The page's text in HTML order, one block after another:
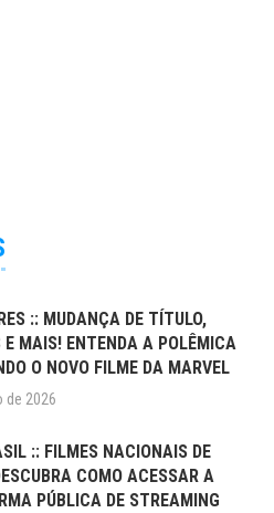
:: MUDANÇA DE TÍTULO,
E MAIS! ENTENDA A POLÊMICA
O NOVO FILME DA MARVEL
de 2026
:: FILMES NACIONAIS DE
COMO ACESSAR A
PÚBLICA DE STREAMING